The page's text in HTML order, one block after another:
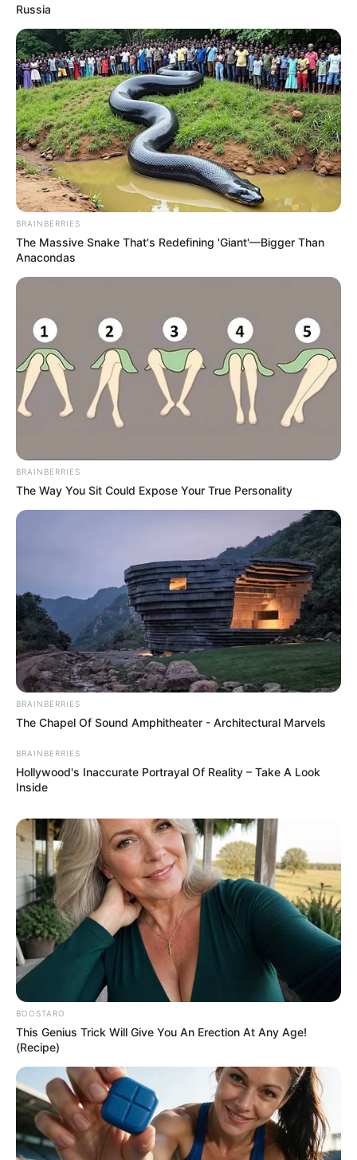
TOVÁBBI LEHETŐSÉGEK